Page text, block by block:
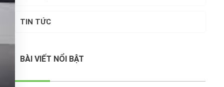
TIN TỨC
BÀI VIẾT NỔI BẬT